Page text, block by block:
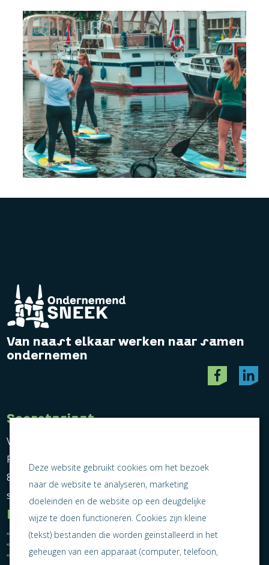
Van naast elkaar werken naar samen
ondernemen
Secretariaat
Vereniging Ondernemend Sneek
Postbus 464
8600 AL Sneek
secretariaat@ondernemendsneek.nl
Informatie
Ledenoverzicht
Algemene voorwaarden
Nieuws
Lid worden
Deze website gebruikt cookies om het bezoek
naar de website te analyseren, marketing
doeleinden en de website op een deugdelijke
wijze te doen functioneren. Cookies zijn kleine
(tekst) bestanden die worden geïnstalleerd in het
geheugen van een apparaat (computer, telefoon,